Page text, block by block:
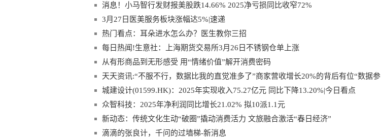
短讯
消息！小马智行发财报美股跌14.66% 2025净亏损同比收窄72%
3月27日医美服务板块涨幅达5%|速递
热门看点：耳朵进水怎么办？医生教你三招
每日热闻!生意社：上海期货交易所3月26日不锈钢仓单上涨
从有形商品到无形感受 用“情绪价值”解开消费密码
天天资讯:“不服不行，数据比我的直觉准多了”商家营收增长20%的背后有位“数据参
谋”
城建设计(01599.HK)：2025年实现收入75.27亿元 同比下降13.20%|今日看点
众智科技：2025年净利润同比增长21.02% 拟10派1.1元
新动态：传统文化生动“破圈”撬动消费活力 文旅融合激活“春日经济”
滴滴的张良计，千问的过墙梯-新消息